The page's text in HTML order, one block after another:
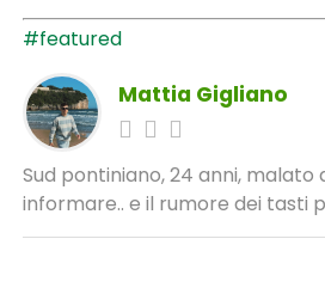
#featured
Mattia Gigliano
Sud pontiniano, 24 anni,
informare.. e il rumore dei tasti